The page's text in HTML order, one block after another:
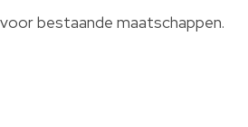
bestaande maatschappen.